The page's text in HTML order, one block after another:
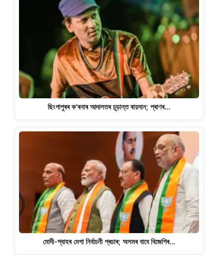
ছিংগাপুৰৰ ক'ৰনাৰ আদালতৰ চূড়ান্ত ৰায়দান; প্ৰাণৰ…
মোদী-শ্বাহৰ মেগা নিৰ্বাচনী প্ৰচাৰ; অসমৰ বাবে বিজেপিৰ…